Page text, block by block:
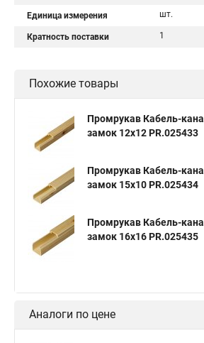
Единица измерения шт.
Кратность поставки 1
Похожие товары
Промрукав Кабель-
замок 12х12 PR.025433
Промрукав Кабель-
замок 15х10 PR.025434
Промрукав Кабель-
замок 16х16 PR.025435
Аналоги по цене